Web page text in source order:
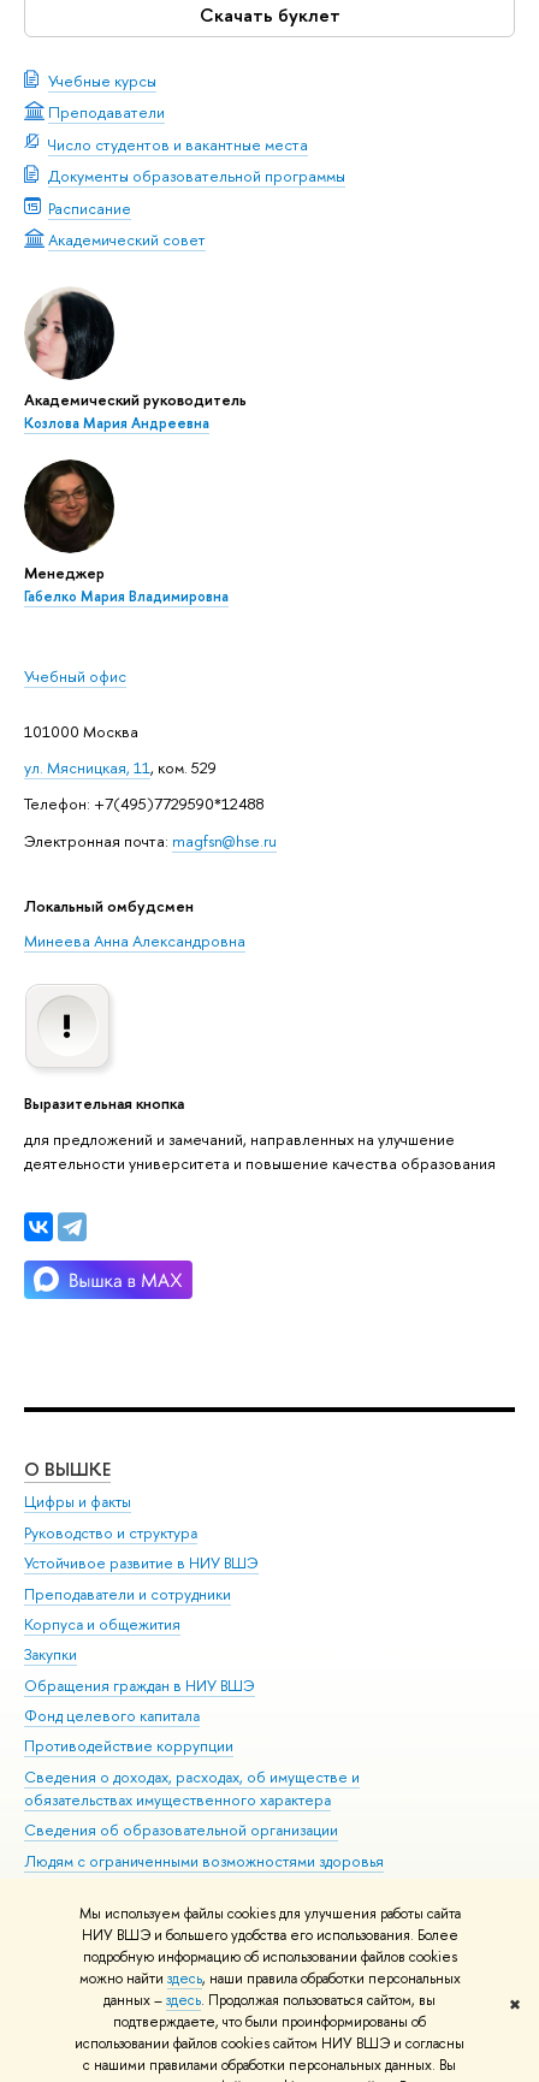
Мы используем файлы cookies для улучшения работы сайта
НИУ ВШЭ и большего удобства его использования. Более
подробную информацию об использовании файлов cookies
можно найти здесь, наши правила обработки персональных
данных –здесь. Продолжая пользоваться сайтом, вы
подтверждаете, что были проинформированы об
использовании файлов cookies сайтом НИУ ВШЭ и согласны
с нашими правилами обработки персональных данных. Вы
✖
Скачать буклет
Учебные курсы
Преподаватели
Число студентов и вакантные места
Документы образовательной программы
Расписание
Академический совет
Академический руководитель
Козлова Мария Андреевна
Менеджер
Габелко Мария Владимировна
Учебный офис
101000 Москва
ул. Мясницкая, 11, ком. 529
Телефон: +7(495)7729590*12488
Электронная почта: magfsn@hse.ru
Локальный омбудсмен
Минеева Анна Александровна
Выразительная кнопка
для предложений и замечаний, направленных на улучшение
деятельности университета и повышение качества образования
О ВЫШКЕ
Цифры и факты
Руководство и структура
Устойчивое развитие в НИУ ВШЭ
Преподаватели и сотрудники
Корпуса и общежития
Закупки
Обращения граждан в НИУ ВШЭ
Фонд целевого капитала
Противодействие коррупции
Сведения о доходах, расходах, об имуществе и
обязательствах имущественного характера
Сведения об образовательной организации
Людям с ограниченными возможностями здоровья
Работа в Вышке
© НИУ ВШЭ 1993–2026 Адреса и контакты Условия использования
материалов Политика конфиденциальности Карта сайта